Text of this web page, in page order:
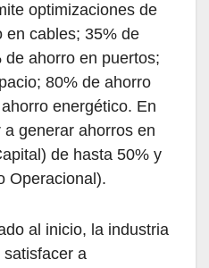
optimizaciones de
en cables; 35% de
ahorro en puertos;
80% de ahorro
energético. En
generar ahorros en
de hasta 50% y
Operacional).
al inicio, la industria
satisfacer a